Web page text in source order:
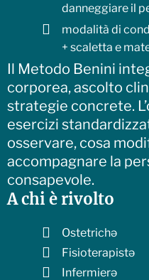
danneggiare il
modalità di
+ scaletta e
Il Metodo Benini
corporea, ascolto
strategie concrete.
esercizi
osservare, cosa
accompagnare la
consapevole.
A chi è rivolto
Ostetrichə
Fisioterapistə
Infermierə